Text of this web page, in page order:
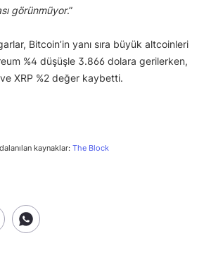
görünmüyor.”
Bitcoin’in yanı sıra büyük altcoinleri
%4 düşüşle 3.866 dolara gerilerken,
XRP %2 değer kaybetti.
kaynaklar: The Block